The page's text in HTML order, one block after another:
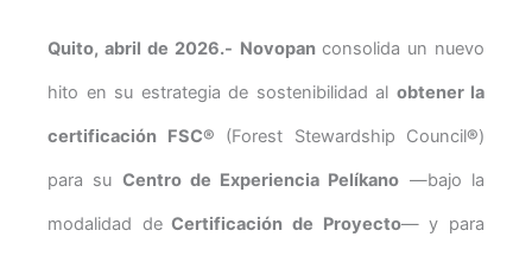
Quito, abril de 2026.- Novopan consolida un nuevo
hito en su estrategia de sostenibilidad al obtener la
certificación FSC® (Forest Stewardship Council®)
para su Centro de Experiencia Pelíkano —bajo la
modalidad deCertificación de Proyecto— y para